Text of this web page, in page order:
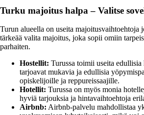
Turku majoitus halpa – Valitse
Turun alueella on useita majoitusvaihtoehtoja
tärkeää valita majoitus, joka sopii omiin
parhaiten.
Hostellit: Turussa toimii useita edullisia
tarjoavat mukavia ja edullisia
opiskelijoille ja reppureissaajille.
Hotellit: Turussa on myös monia
hyviä tarjouksia ja hintavaihtoehtoja
Airbnb: Airbnb-palvelu mahdollistaa